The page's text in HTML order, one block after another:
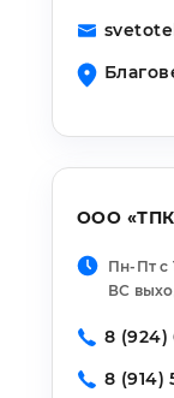
ООО «ТПК
Пн-Пт с
ВС
8 (924)
8 (914)